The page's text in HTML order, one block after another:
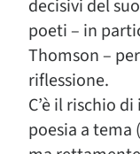
decisivi del
poeti – in
Thomson –
riflessione.
C’è il rischio
poesia a